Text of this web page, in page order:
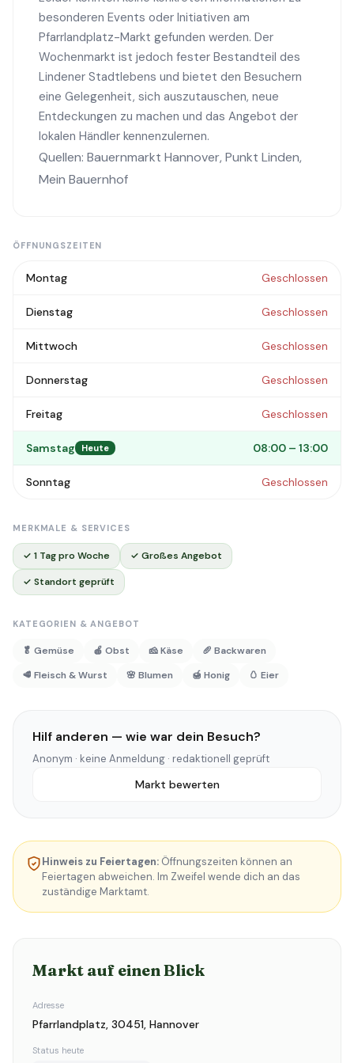
besonderen Events oder Initiativen am
Pfarrlandplatz-Markt gefunden werden. Der
Wochenmarkt ist jedoch fester Bestandteil des
Lindener Stadtlebens und bietet den Besuchern
eine Gelegenheit, sich auszutauschen, neue
Entdeckungen zu machen und das Angebot der
lokalen Händler kennenzulernen.
Quellen: Bauernmarkt Hannover, Punkt Linden,
Mein Bauernhof
ÖFFNUNGSZEITEN
Montag Geschlossen
Dienstag Geschlossen
Mittwoch Geschlossen
Donnerstag Geschlossen
Freitag Geschlossen
Samstag Heute 08:00 – 13:00
Sonntag Geschlossen
MERKMALE & SERVICES
✓ 1 Tag pro Woche ✓ Großes Angebot
✓ Standort geprüft
KATEGORIEN & ANGEBOT
🥬 Gemüse 🍎 Obst 🧀 Käse
🥖 Backwaren
🥩 Fleisch & Wurst
🌸 Blumen 🍯 Honig 🥚 Eier
Hilf anderen — wie war dein Besuch?
Anonym · keine Anmeldung · redaktionell geprüft
Markt bewerten
Hinweis zu Feiertagen: Öffnungszeiten können an
Feiertagen abweichen. Im Zweifel wende dich an das
zuständige Marktamt.
Markt auf einen Blick
Adresse
Pfarrlandplatz, 30451, Hannover
Status heute